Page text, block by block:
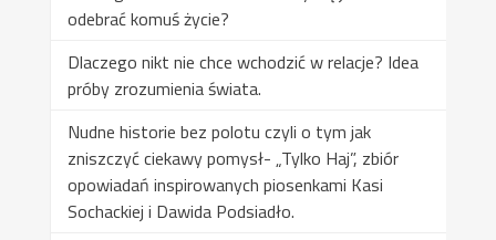
odebrać komuś życie?
Dlaczego nikt nie chce wchodzić w relacje? Idea
próby zrozumienia świata.
Nudne historie bez polotu czyli o tym jak
zniszczyć ciekawy pomysł- „Tylko Haj”, zbiór
opowiadań inspirowanych piosenkami Kasi
Sochackiej i Dawida Podsiadło.